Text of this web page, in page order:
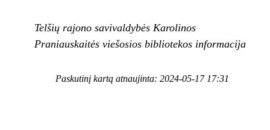
Telšių rajono savivaldybės Karolinos
Praniauskaitės viešosios bibliotekos informacija
Paskutinį kartą atnaujinta: 2024-05-17 17:31